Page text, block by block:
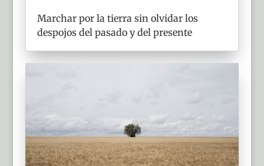
Marchar por la tierra sin olvidar los
despojos del pasado y del presente